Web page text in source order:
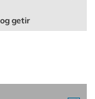
getir